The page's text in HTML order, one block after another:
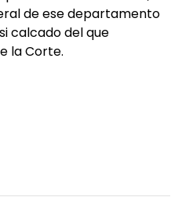
de ese departamento
calcado del que
la Corte.